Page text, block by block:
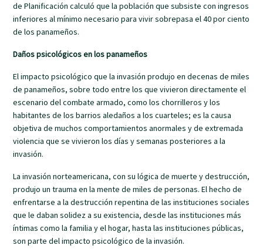
de Planificación calculó que la población que subsiste con ingresos
inferiores al mínimo necesario para vivir sobrepasa el 40 por ciento
de los panameños.
Daños psicológicos en los panameños
El impacto psicológico que la invasión produjo en decenas de miles
de panameños, sobre todo entre los que vivieron directamente el
escenario del combate armado, como los chorrilleros y los
habitantes de los barrios aledaños a los cuarteles; es la causa
objetiva de muchos comportamientos anormales y de extremada
violencia que se vivieron los días y semanas posteriores a la
invasión.
La invasión norteamericana, con su lógica de muerte y destrucción,
produjo un trauma en la mente de miles de personas. El hecho de
enfrentarse a la destrucción repentina de las instituciones sociales
que le daban solidez a su existencia, desde las instituciones más
íntimas como la familia y el hogar, hasta las instituciones públicas,
son parte del impacto psicológico de la invasión.